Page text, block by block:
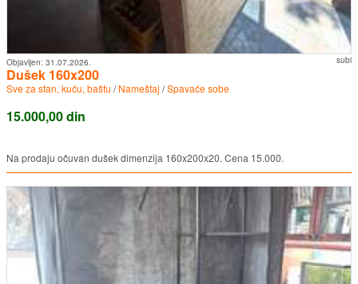
subi
Objavljen: 31.07.2026.
Dušek 160x200
Sve za stan, kuću, baštu /Nameštaj /Spavaće sobe
15.000,00 din
Na prodaju očuvan dušek dimenzija 160x200x20. Cena 15.000.